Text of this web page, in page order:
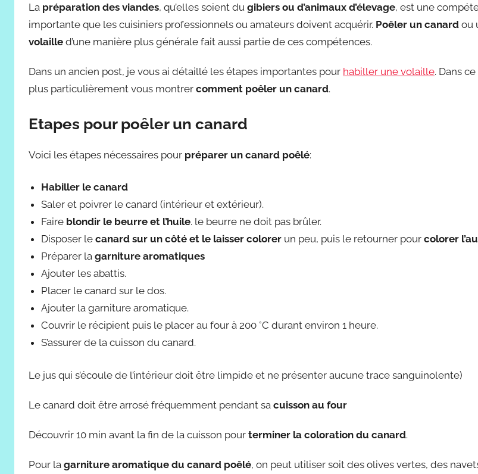
La préparation des viandes, qu’elles soient du gibiers ou d’animaux d’élevage, est une
importante que les cuisiniers professionnels ou amateurs doivent acquérir. Poêler un canard ou
volaille d’une manière plus générale fait aussi partie de ces compétences.
Dans un ancien post, je vous ai détaillé les étapes importantes pour habiller une volaille. Dans
plus particulièrement vous montrer comment poêler un canard.
Etapes pour poêler un canard
Voici les étapes nécessaires pour préparer un canard poêlé:
Habiller le canard
Saler et poivrer le canard (intérieur et extérieur).
Faire blondir le beurre et l’huile. le beurre ne doit pas brûler.
Disposer lecanard sur un côté et le laisser colorer un peu, puis le retourner pourcolorer
Préparer lagarniture aromatiques
Ajouter les abattis.
Placer le canard sur le dos.
Ajouter la garniture aromatique.
Couvrir le récipient puis le placer au four à 200 °C durant environ 1 heure.
S’assurer de la cuisson du canard.
Le jus qui s’écoule de l’intérieur doit être limpide et ne présenter aucune trace sanguinolente)
Le canard doit être arrosé fréquemment pendant sa cuisson au four
Découvrir 10 min avant la fin de la cuisson pour terminer la coloration du canard.
Pour la garniture aromatique du canard poêlé, on peut utiliser soit des olives vertes, des